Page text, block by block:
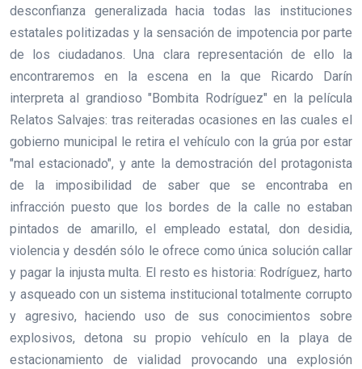
desconfianza generalizada hacia todas las instituciones
estatales politizadas y la sensación de impotencia por parte
de los ciudadanos. Una clara representación de ello la
encontraremos en la escena en la que Ricardo Darín
interpreta al grandioso "Bombita Rodríguez" en la película
Relatos Salvajes: tras reiteradas ocasiones en las cuales el
gobierno municipal le retira el vehículo con la grúa por estar
"mal estacionado", y ante la demostración del protagonista
de la imposibilidad de saber que se encontraba en
infracción puesto que los bordes de la calle no estaban
pintados de amarillo, el empleado estatal, don desidia,
violencia y desdén sólo le ofrece como única solución callar
y pagar la injusta multa. El resto es historia: Rodríguez, harto
y asqueado con un sistema institucional totalmente corrupto
y agresivo, haciendo uso de sus conocimientos sobre
explosivos, detona su propio vehículo en la playa de
estacionamiento de vialidad provocando una explosión